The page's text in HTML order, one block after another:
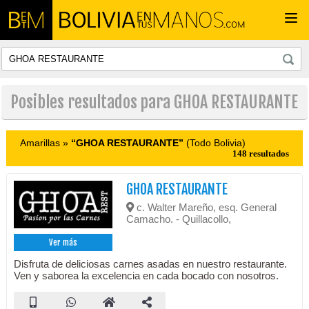
Posibles resultados para GHOA RESTAURANTE
Amarillas » “GHOA RESTAURANTE” (Todo Bolivia)
148 resultados
Ver más
GHOA RESTAURANTE
c. Walter Mareño, esq. General
Camacho. - Quillacollo,
Disfruta de deliciosas carnes asadas en nuestro restaurante.
Ven y saborea la excelencia en cada bocado con nosotros.